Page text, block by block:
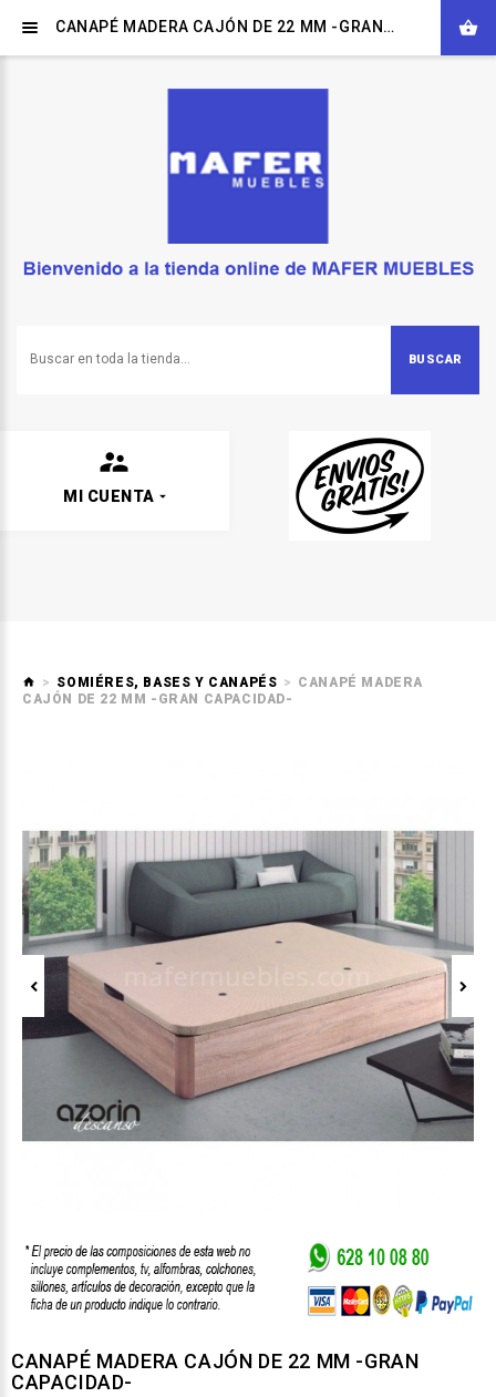
BUSCAR
MI CUENTA
SOMIÉRES, BASES Y CANAPÉS
CANAPÉ MADERA
CAJÓN DE 22 MM -GRAN CAPACIDAD-
CANAPÉ MADERA CAJÓN DE 22 MM -GRAN
CAPACIDAD-
CANAPÉ MADERA CAJÓN DE 22 MM -GRAN CAPACIDAD-